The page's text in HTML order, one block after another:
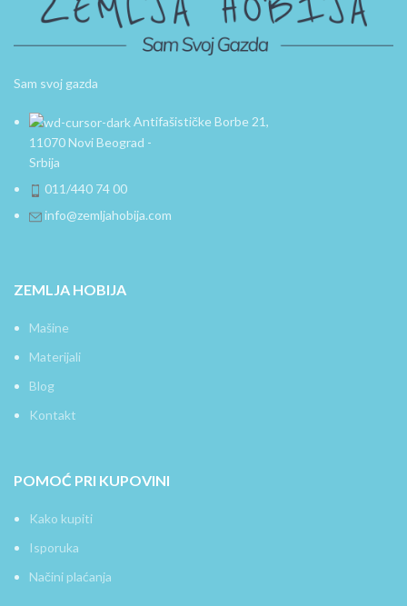
Sam svoj gazda
Antifašističke Borbe 21,
11070 Novi Beograd -
Srbija
011/440 74 00
info@zemljahobija.com
ZEMLJA HOBIJA
Mašine
Materijali
Blog
Kontakt
POMOĆ PRI KUPOVINI
Kako kupiti
Isporuka
Načini plaćanja